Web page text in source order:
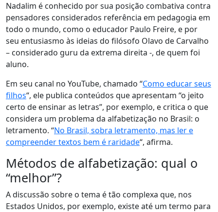
Nadalim é conhecido por sua posição combativa contra
pensadores considerados referência em pedagogia em
todo o mundo, como o educador Paulo Freire, e por
seu entusiasmo às ideias do filósofo Olavo de Carvalho
– considerado guru da extrema direita -, de quem foi
aluno.
Em seu canal no YouTube, chamado “Como educar seus
filhos“, ele publica conteúdos que apresentam “o jeito
certo de ensinar as letras”, por exemplo, e critica o que
considera um problema da alfabetização no Brasil: o
letramento. “No Brasil, sobra letramento, mas ler e
compreender textos bem é raridade“, afirma.
Métodos de alfabetização: qual o
“melhor”?
A discussão sobre o tema é tão complexa que, nos
Estados Unidos, por exemplo, existe até um termo para